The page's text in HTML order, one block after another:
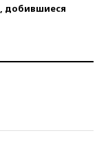
добившиеся